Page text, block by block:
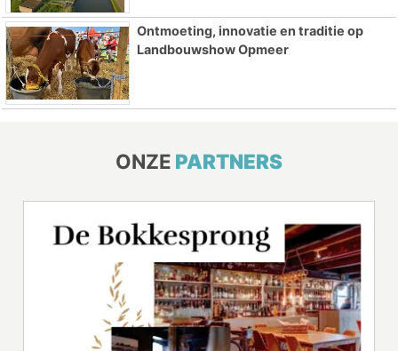
Ontmoeting, innovatie en traditie op
Landbouwshow Opmeer
ONZE PARTNERS